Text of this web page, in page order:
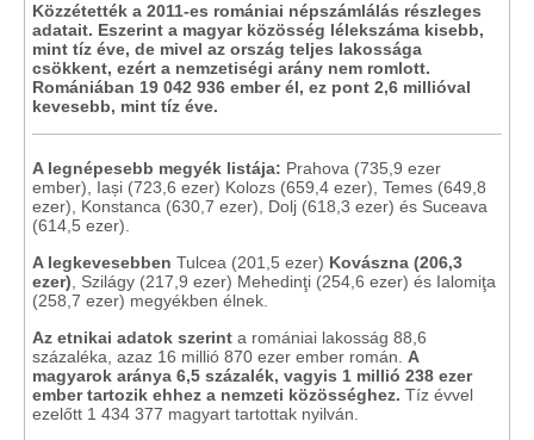
Közzétették a 2011-es romániai népszámlálás részleges
adatait. Eszerint a magyar közösség lélekszáma kisebb,
mint tíz éve, de mivel az ország teljes lakossága
csökkent, ezért a nemzetiségi arány nem romlott.
Romániában 19 042 936 ember él, ez pont 2,6 millióval
kevesebb, mint tíz éve.
A legnépesebb megyék listája: Prahova (735,9 ezer
ember), Iași (723,6 ezer) Kolozs (659,4 ezer), Temes (649,8
ezer), Konstanca (630,7 ezer), Dolj (618,3 ezer) és Suceava
(614,5 ezer).
A legkevesebben Tulcea (201,5 ezer) Kovászna (206,3
ezer) , Szilágy (217,9 ezer) Mehedinţi (254,6 ezer) és Ialomiţa
(258,7 ezer) megyékben élnek.
Az etnikai adatok szerint a romániai lakosság 88,6
százaléka, azaz 16 millió 870 ezer ember román. A
magyarok aránya 6,5 százalék, vagyis 1 millió 238 ezer
ember tartozik ehhez a nemzeti közösséghez. Tíz évvel
ezelőtt 1 434 377 magyart tartottak nyilván.